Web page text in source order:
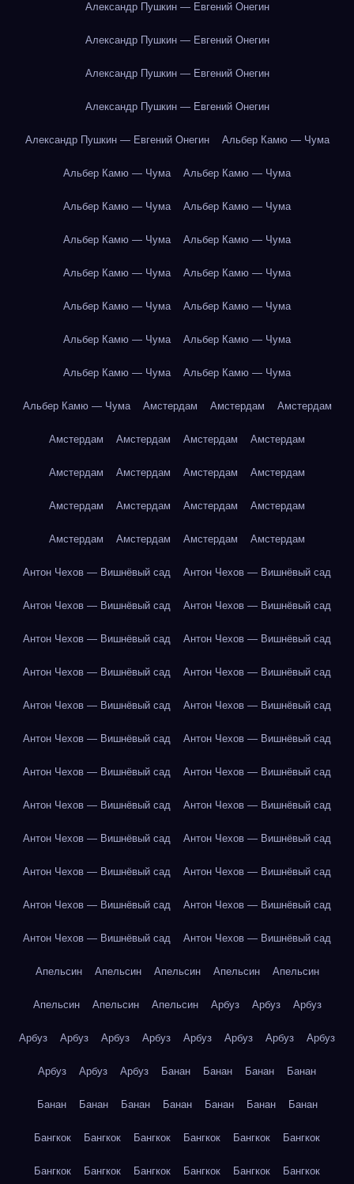
Александр Пушкин — Евгений Онегин
Александр Пушкин — Евгений Онегин
Александр Пушкин — Евгений Онегин
Александр Пушкин — Евгений Онегин
Александр Пушкин — Евгений Онегин Альбер Камю — Чума
Альбер Камю — Чума Альбер Камю — Чума
Альбер Камю — Чума Альбер Камю — Чума
Альбер Камю — Чума Альбер Камю — Чума
Альбер Камю — Чума Альбер Камю — Чума
Альбер Камю — Чума Альбер Камю — Чума
Альбер Камю — Чума Альбер Камю — Чума
Альбер Камю — Чума Альбер Камю — Чума
Альбер Камю — Чума Амстердам Амстердам Амстердам
Амстердам Амстердам Амстердам Амстердам
Амстердам Амстердам Амстердам Амстердам
Амстердам Амстердам Амстердам Амстердам
Амстердам Амстердам Амстердам Амстердам
Антон Чехов — Вишнёвый сад Антон Чехов — Вишнёвый сад
Антон Чехов — Вишнёвый сад Антон Чехов — Вишнёвый сад
Антон Чехов — Вишнёвый сад Антон Чехов — Вишнёвый сад
Антон Чехов — Вишнёвый сад Антон Чехов — Вишнёвый сад
Антон Чехов — Вишнёвый сад Антон Чехов — Вишнёвый сад
Антон Чехов — Вишнёвый сад Антон Чехов — Вишнёвый сад
Антон Чехов — Вишнёвый сад Антон Чехов — Вишнёвый сад
Антон Чехов — Вишнёвый сад Антон Чехов — Вишнёвый сад
Антон Чехов — Вишнёвый сад Антон Чехов — Вишнёвый сад
Антон Чехов — Вишнёвый сад Антон Чехов — Вишнёвый сад
Антон Чехов — Вишнёвый сад Антон Чехов — Вишнёвый сад
Антон Чехов — Вишнёвый сад Антон Чехов — Вишнёвый сад
Апельсин Апельсин Апельсин Апельсин Апельсин
Апельсин Апельсин Апельсин Арбуз Арбуз Арбуз
Арбуз Арбуз Арбуз Арбуз Арбуз Арбуз Арбуз Арбуз
Арбуз Арбуз Арбуз Банан Банан Банан Банан
Банан Банан Банан Банан Банан Банан Банан
Бангкок Бангкок Бангкок Бангкок Бангкок Бангкок
Бангкок Бангкок Бангкок Бангкок Бангкок Бангкок